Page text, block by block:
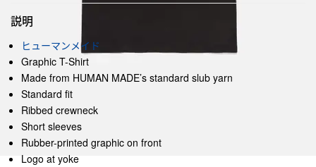
説明
ヒューマンメイド
Graphic T-Shirt
Made from HUMAN MADE’s standard slub yarn
Standard fit
Ribbed crewneck
Short sleeves
Rubber-printed graphic on front
Logo at yoke